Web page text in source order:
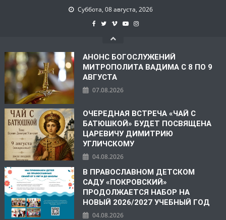
Суббота, 08 августа, 2026
АНОНС БОГОСЛУЖЕНИЙ
МИТРОПОЛИТА ВАДИМА С 8 ПО 9
АВГУСТА
07.08.2026
ОЧЕРЕДНАЯ ВСТРЕЧА «ЧАЙ С
БАТЮШКОЙ» БУДЕТ ПОСВЯЩЕНА
ЦАРЕВИЧУ ДИМИТРИЮ
УГЛИЧСКОМУ
04.08.2026
В ПРАВОСЛАВНОМ ДЕТСКОМ
САДУ «ПОКРОВСКИЙ»
ПРОДОЛЖАЕТСЯ НАБОР НА
НОВЫЙ 2026/2027 УЧЕБНЫЙ ГОД
04.08.2026